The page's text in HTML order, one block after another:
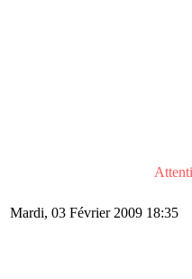
Mardi, 03 Février 2009 18:35